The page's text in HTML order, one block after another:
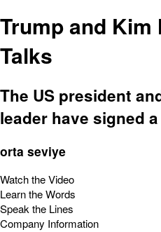
Trump and
Talks
The US president
leader have signed
orta seviye
Watch the Video
Learn the Words
Speak the Lines
Company Information